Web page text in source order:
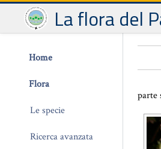
La flora del
Home
Flora
Le specie
Ricerca avanzata
parte